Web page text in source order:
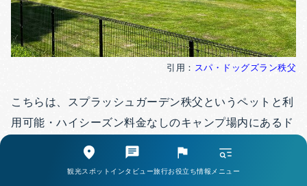
引用： スパ・ドッグズラン秩父
こちらは、スプラッシュガーデン秩父というペットと利
用可能・ハイシーズン料金なしのキャンプ場内にあるド
ッグラン施設です。
特徴としては予約なしで遊べること、そして犬用温泉も
観光スポット インタビュー旅行お役立ち情報 メニュー